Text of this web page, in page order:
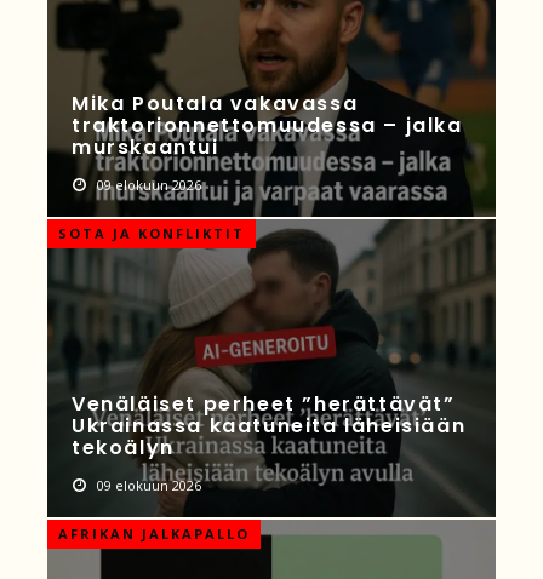
Mika Poutala vakavassa
traktorionnettomuudessa – jalka
murskaantui
09 elokuun 2026
SOTA JA KONFLIKTIT
Venäläiset perheet ”herättävät”
Ukrainassa kaatuneita läheisiään
tekoälyn
09 elokuun 2026
AFRIKAN JALKAPALLO